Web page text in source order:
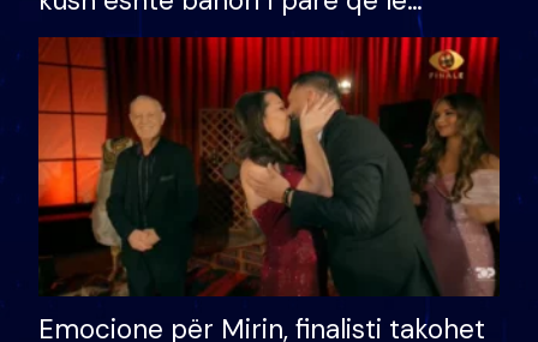
shtëpinë dhe humb mundësinë për
të fituar çmimin e madh
Emocione për Mirin, finalisti takohet